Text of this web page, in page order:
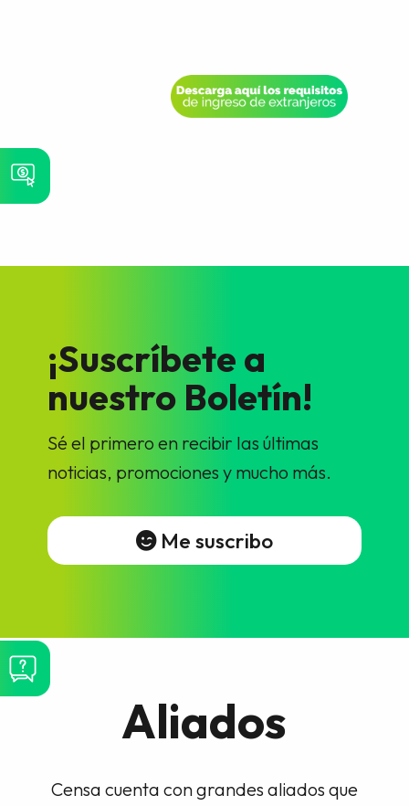
¡Suscríbete a
nuestro Boletín!
Sé el primero en recibir las últimas
noticias, promociones y mucho más.
Me suscribo
Aliados
Censa cuenta con grandes aliados que